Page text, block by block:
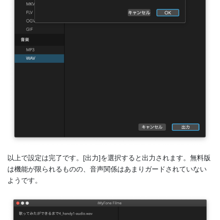
以上で設定は完了です。[出力]を選択すると出力されます。無料版
は機能が限られるものの、音声関係はあまりガードされていない
ようです。